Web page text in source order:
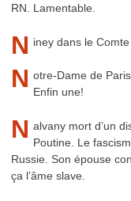
RN. Lamentable.
N iney dans le
N otre-Dame de
Enfin une!
N alvany mort d’un
Poutine. Le
Russie. Son épouse
ça l’âme slave.